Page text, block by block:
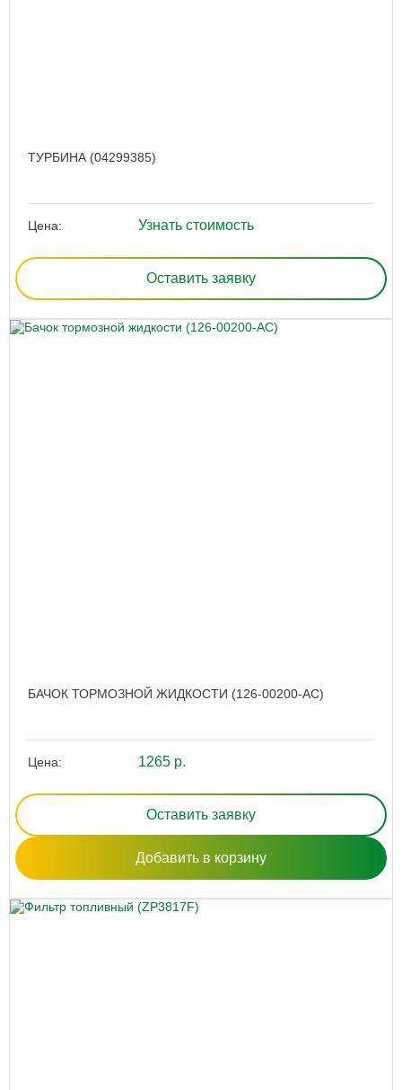
ТУРБИНА (04299385)
Цена: Узнать стоимость
Оставить заявку
БАЧОК ТОРМОЗНОЙ ЖИДКОСТИ (126-00200-AC)
Цена: 1265 р.
Оставить заявку
Добавить в корзину